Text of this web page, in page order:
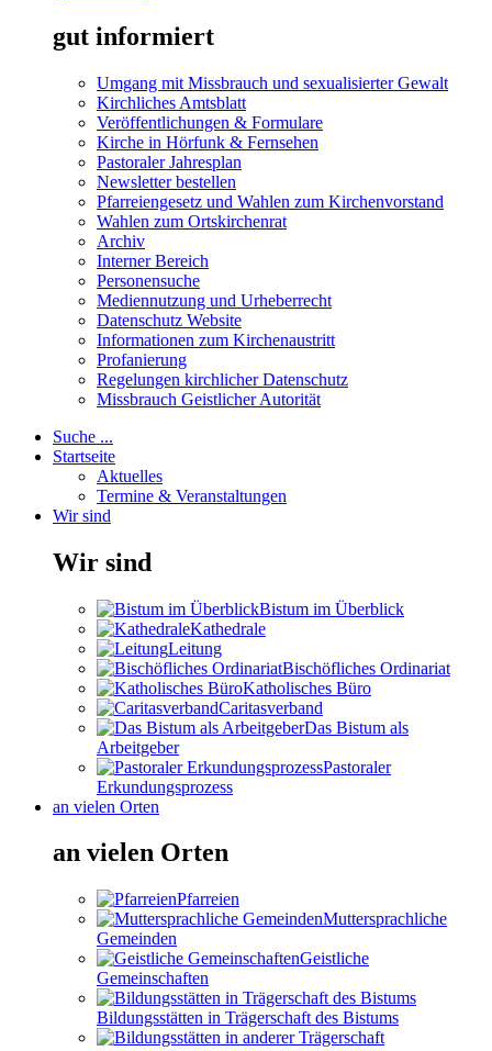
gut informiert
Umgang mit Missbrauch und sexualisierter Gewalt
Kirchliches Amtsblatt
Veröffentlichungen & Formulare
Kirche in Hörfunk & Fernsehen
Pastoraler Jahresplan
Newsletter bestellen
Pfarreiengesetz und Wahlen zum Kirchenvorstand
Wahlen zum Ortskirchenrat
Archiv
Interner Bereich
Personensuche
Mediennutzung und Urheberrecht
Datenschutz Website
Informationen zum Kirchenaustritt
Profanierung
Regelungen kirchlicher Datenschutz
Missbrauch Geistlicher Autorität
Suche ...
Startseite
Aktuelles
Termine & Veranstaltungen
Wir sind
Wir sind
Bistum im Überblick
Kathedrale
Leitung
Bischöfliches Ordinariat
Katholisches Büro
Caritasverband
Das Bistum als
Arbeitgeber
Pastoraler
Erkundungsprozess
an vielen Orten
an vielen Orten
Pfarreien
Muttersprachliche
Gemeinden
Geistliche
Gemeinschaften
Bildungsstätten in Trägerschaft des Bistums